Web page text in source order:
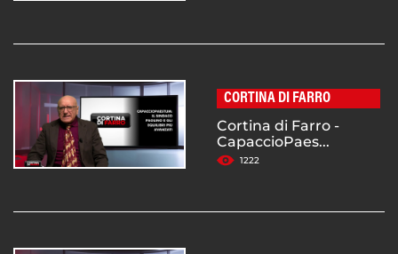
CORTINA DI FARRO
Cortina di Farro -
CapaccioPaes...
1222